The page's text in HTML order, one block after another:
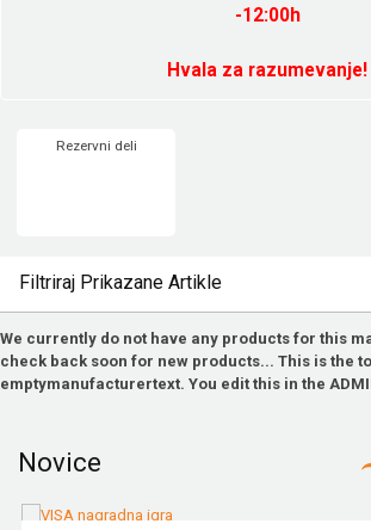
-12:00h
Hvala za razumevanje!
Rezervni deli
Filtriraj Prikazane Artikle
We currently do not have any products for this
check back soon for new products... This is the
emptymanufacturertext. You edit this in the
Novice